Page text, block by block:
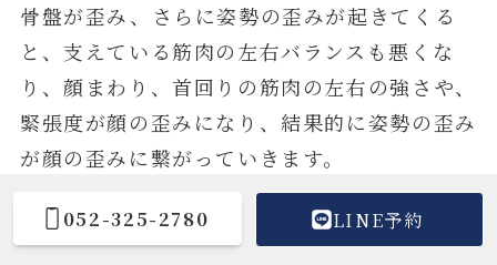
骨盤が歪み、さらに姿勢の歪みが起きてくる
と、支えている筋肉の左右バランスも悪くな
り、顔まわり、首回りの筋肉の左右の強さや、
緊張度が顔の歪みになり、結果的に姿勢の歪み
が顔の歪みに繋がっていきます。
尾頭橋整体院では、整体だけでなく医学的知見
を併せ持つ整体師が、顎関節だけでなく背骨な
052-325-2780 LINE予約